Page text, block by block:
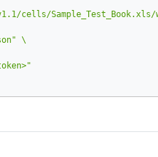
cells/